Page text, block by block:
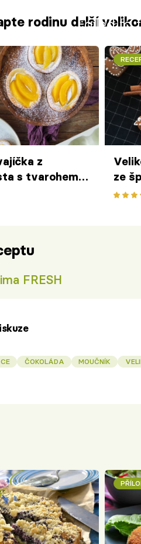
Failed to
rodinu další
z
s tvarohem a
ze
FRESH
ČOKOLÁDA MOUČNÍK